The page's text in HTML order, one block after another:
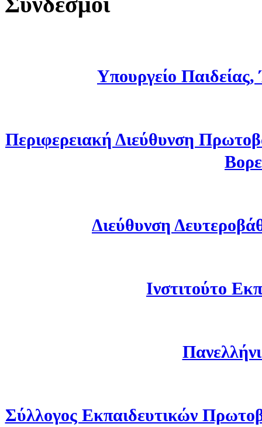
Υπουργείο
Περιφερειακή Διεύθυνση
Διεύθυνση
Ινστιτούτο
Σύλλογος Εκπαιδευτικών